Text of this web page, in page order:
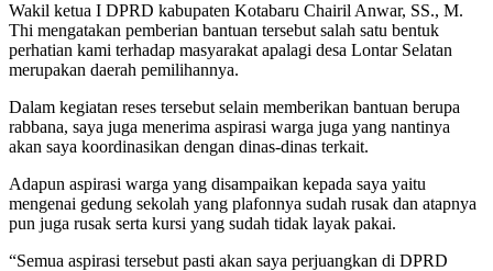
Wakil ketua I DPRD kabupaten Kotabaru Chairil Anwar, SS., M.
Thi mengatakan pemberian bantuan tersebut salah satu bentuk
perhatian kami terhadap masyarakat apalagi desa Lontar Selatan
merupakan daerah pemilihannya.
Dalam kegiatan reses tersebut selain memberikan bantuan berupa
rabbana, saya juga menerima aspirasi warga juga yang nantinya
akan saya koordinasikan dengan dinas-dinas terkait.
Adapun aspirasi warga yang disampaikan kepada saya yaitu
mengenai gedung sekolah yang plafonnya sudah rusak dan atapnya
pun juga rusak serta kursi yang sudah tidak layak pakai.
“Semua aspirasi tersebut pasti akan saya perjuangkan di DPRD